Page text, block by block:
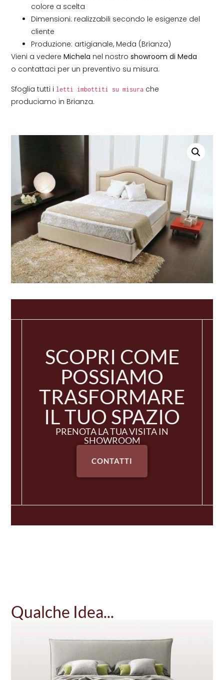
colore a scelta
Dimensioni: realizzabili secondo le esigenze del
cliente
Produzione: artigianale, Meda (Brianza)
Vieni a vedereMichela nel nostroshowroom di Meda
o contattaci per un preventivo su misura.
Sfoglia tutti i letti imbottiti su misura che
produciamo in Brianza.
SCOPRI COME
POSSIAMO
TRASFORMARE
IL TUO SPAZIO
PRENOTA LA TUA VISITA IN
SHOWROOM
CONTATTI
Qualche Idea...